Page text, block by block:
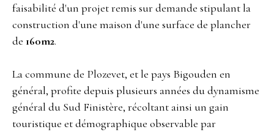
faisabilité d'un projet remis sur demande stipulant la
construction d'une maison d'une surface de plancher
de 160m2.
La commune de Plozevet, et le pays Bigouden en
général, profite depuis plusieurs années du dynamisme
général du Sud Finistère, récoltant ainsi un gain
touristique et démographique observable par